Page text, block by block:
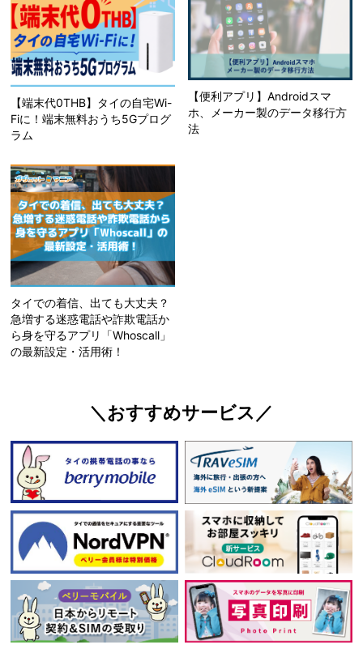
【端末代0THB】タイの自宅Wi-
Fiに！端末無料おうち5Gプログ
ラム
【便利アプリ】Androidスマ
ホ、メーカー製のデータ移行方
法
タイでの着信、出ても大丈夫？
急増する迷惑電話や詐欺電話か
ら身を守るアプリ「Whoscall」
の最新設定・活用術！
＼おすすめサービス／